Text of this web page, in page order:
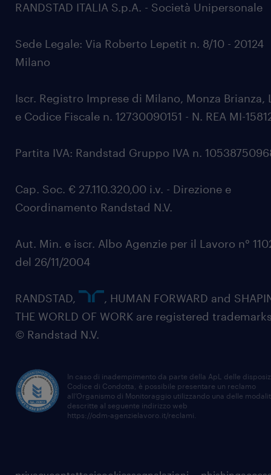
RANDSTAD ITALIA S.p.A. - Società Unipersonale
Sede Legale: Via Roberto Lepetit n. 8/10 - 20124
Milano
Iscr. Registro Imprese di Milano, Monza Brianza,
e Codice Fiscale n. 12730090151 - N. REA MI-
Partita IVA: Randstad Gruppo IVA n.
Cap. Soc. € 27.110.320,00 i.v. - Direzione e
Coordinamento Randstad N.V.
Aut. Min. e iscr. Albo Agenzie per il Lavoro n°
del 26/11/2004
RANDSTAD,
, HUMAN FORWARD and
THE WORLD OF WORK are registered
© Randstad N.V.
In caso di inadempimento da parte della ApL delle
Codice di Condotta, è possibile presentare un reclamo
all’Organismo di Monitoraggio utilizzando una delle
descritte al seguente indirizzo web
https://odm-agenzielavoro.it/reclami